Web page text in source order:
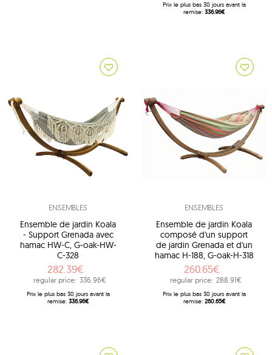
Prix ​​le plus bas 30 jours avant la
remise: 336.96€
ENSEMBLES
Ensemble de jardin Koala
- Support Grenada avec
hamac HW-C, G-oak-HW-
C-328
282.39€
regular price: 336.96€
Prix ​​le plus bas 30 jours avant la
remise: 336.96€
ENSEMBLES
Ensemble de jardin Koala
composé d'un support
de jardin Grenada et d'un
hamac H-188, G-oak-H-318
260.65€
regular price: 288.91€
Prix ​​le plus bas 30 jours avant la
remise: 260.65€